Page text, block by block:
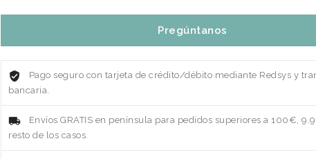
Pregúntanos
Pago seguro con tarjeta de crédito/débito mediante Redsys y
bancaria.
Envíos GRATIS en península para pedidos superiores a 100€,
resto de los casos.